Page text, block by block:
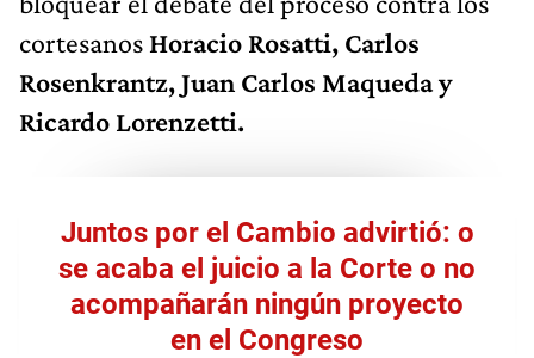
cortesanos Horacio Rosatti, Carlos
Rosenkrantz, Juan Carlos Maqueda y
Ricardo Lorenzetti.
Juntos por el Cambio advirtió: o
se acaba el juicio a la Corte o no
acompañarán ningún proyecto
en el Congreso